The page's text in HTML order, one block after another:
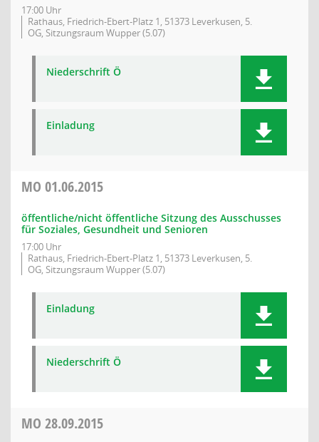
17:00 Uhr
Rathaus, Friedrich-Ebert-Platz 1, 51373 Leverkusen, 5.
OG, Sitzungsraum Wupper (5.07)
Niederschrift Ö
Einladung
MO 01.06.2015
öffentliche/nicht öffentliche Sitzung des Ausschusses
für Soziales, Gesundheit und Senioren
17:00 Uhr
Rathaus, Friedrich-Ebert-Platz 1, 51373 Leverkusen, 5.
OG, Sitzungsraum Wupper (5.07)
Einladung
Niederschrift Ö
MO 28.09.2015